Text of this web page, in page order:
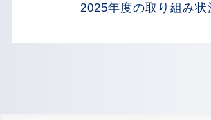
2025年度の取り組み状